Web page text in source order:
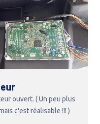
ouvert. ( Un peu plus
c'est réalisable !!! )